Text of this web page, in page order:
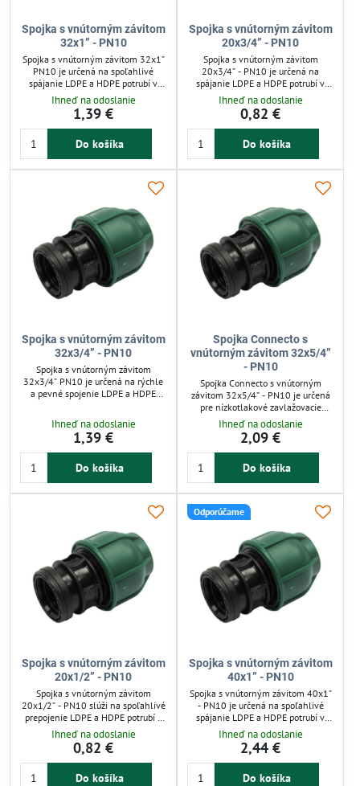
Spojka s vnútorným závitom
32x1” - PN10
Spojka s vnútorným závitom 32x1”
PN10 je určená na spoľahlivé
spájanie LDPE a HDPE potrubí v
nízkotlakových závlahových
systémoch do 10 barov. Vďaka
jednoduchej montáži bez
špeciálneho náradia umožňuje
rýchlu inštaláciu a opakované
zjednodušuje identifikáciu, čo
Ihneď na odoslanie
1,39 €
Do košíka
Spojka s vnútorným závitom
20x3/4” - PN10
Spojka s vnútorným závitom
20x3/4” - PN10 je určená na
spájanie LDPE a HDPE potrubí v
nízkotlakových závlahových
systémoch do 10 barov. Umožňuje
rýchlu montáž bez špeciálneho
náradia a je opakovane použiteľná.
Zelená matica zjednodušuje
tesní v systémoch so studenou
vodou. Ideálna pre záhradné a
Ihneď na odoslanie
0,82 €
Do košíka
Spojka s vnútorným závitom
32x3/4” - PN10
Spojka s vnútorným závitom
32x3/4” PN10 je určená na rýchle
a pevné spojenie LDPE a HDPE
barov. Zelená matica umožňuje
jednoduchú identifikáciu a montáž
bez špeciálneho náradia. Spojka je
rozoberateľná, opakovane
Ihneď na odoslanie
1,39 €
Do košíka
Spojka Connecto s
vnútorným závitom 32x5/4”
- PN10
Spojka Connecto s vnútorným
závitom 32x5/4” - PN10 je určená
pre nízkotlakové zavlažovacie
systémy do 10 barov. Jednoducho a
rýchlo spája LDPE a HDPE potrubia
bez nutnosti špeciálneho náradia.
Má zelenú maticu pre ľahkú
identifikáciu a integrovaný O-krúžok
pre záhrady a automatické závlahy,
opakovane použiteľná.
Ihneď na odoslanie
2,09 €
Do košíka
Spojka s vnútorným závitom
20x1/2” - PN10
Spojka s vnútorným závitom
20x1/2” - PN10 slúži na spoľahlivé
prepojenie LDPE a HDPE potrubí v
závlahových systémoch so
studenou vodou do 10 barov.
Vyznačuje sa rýchlou montážou bez
potreby špeciálneho náradia a
opakovanou použiteľnosťou. Zelená
Ihneď na odoslanie
0,82 €
Do košíka
Odporúčame
Spojka s vnútorným závitom
40x1” - PN10
Spojka s vnútorným závitom 40x1”
- PN10 je určená na spoľahlivé
spájanie LDPE a HDPE potrubí v
závlahových systémoch so
studenou vodou do 10 barov.
Mechanická konštrukcia umožňuje
rýchlu montáž bez špeciálneho
náradia a opakované použitie.
Ihneď na odoslanie
2,44 €
Do košíka